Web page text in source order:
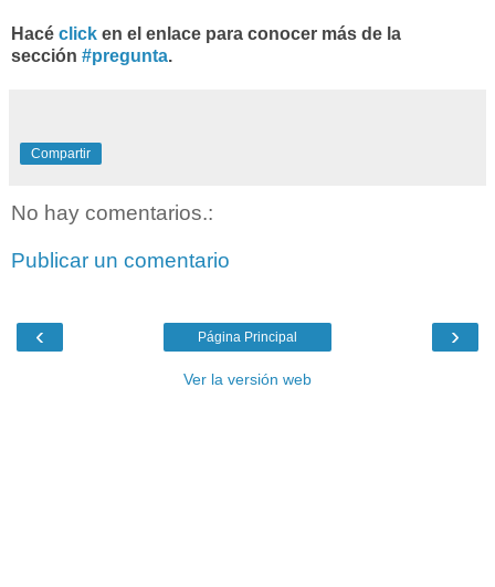
Hacé click en el enlace para conocer más de la
sección #pregunta.
Compartir
No hay comentarios.:
Publicar un comentario
‹ ›
Página Principal
Ver la versión web